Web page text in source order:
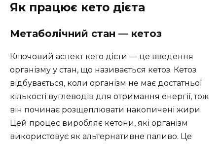
Як працює кето дієта
Метаболічний стан — кетоз
Ключовий аспект кето дієти — це введення
організму у стан, що називається кетоз. Кетоз
відбувається, коли організм не має достатньої
кількості вуглеводів для отримання енергії, тож
він починає розщеплювати накопичені жири.
Цей процес виробляє кетони, які організм
використовує як альтернативне паливо. Це